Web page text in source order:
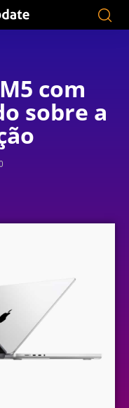
com
sobre a